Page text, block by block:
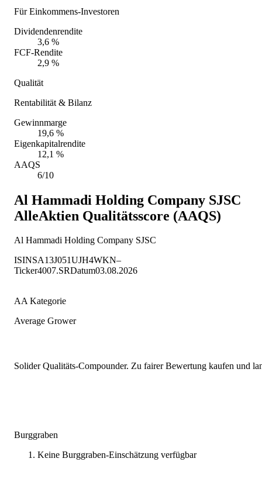
Für Einkommens-Investoren
Dividendenrendite
3,6 %
FCF-Rendite
2,9 %
Qualität
Rentabilität & Bilanz
Gewinnmarge
19,6 %
Eigenkapitalrendite
12,1 %
AAQS
6/10
Al Hammadi Holding Company SJSC
AlleAktien Qualitätsscore (AAQS)
Al Hammadi Holding Company SJSC
ISINSA13J051UJH4WKN–
Ticker4007.SRDatum03.08.2026
AA Kategorie
Average Grower
Solider Qualitäts-Compounder. Zu fairer Bewertung kaufen und
Burggraben
Keine Burggraben-Einschätzung verfügbar